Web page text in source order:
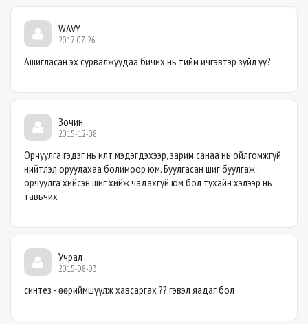
WAVY
2017-07-26
Ашигласан эх сурвалжуудаа бичих нь тийм ичгэвтэр зүйл үү?
Зочин
2015-12-08
Орчуулга гэдэг нь илт мэдэгдэхээр, зарим санаа нь ойлгомжгүй
нийтлэл оруулахаа болимоор юм. Буулгасан шиг буулгаж ,
орчуулга хийсэн шиг хийж чадахгүй юм бол тухайн хэлээр нь
тавьчих
Учрал
2015-08-03
синтез - өөриймшүүлж хавсаргах ?? гэвэл яадаг бол